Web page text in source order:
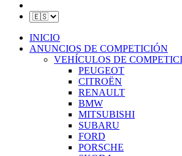
INICIO
ANUNCIOS DE COMPETICIÓN
VEHÍCULOS DE
PEUGEOT
CITROËN
RENAULT
BMW
MITSUBISHI
SUBARU
FORD
PORSCHE